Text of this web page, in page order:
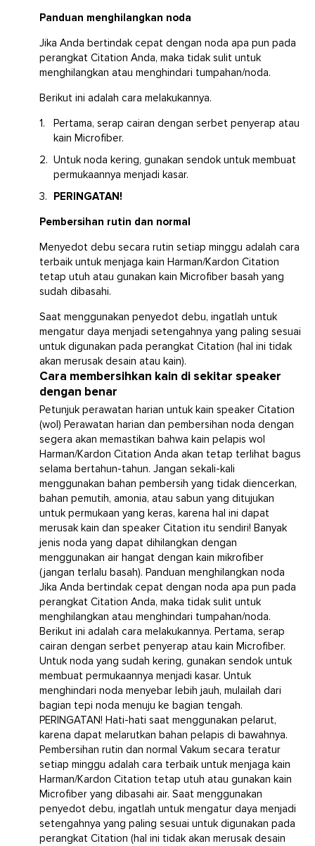
Panduan menghilangkan noda
Jika Anda bertindak cepat dengan noda apa pun pada
perangkat Citation Anda, maka tidak sulit untuk
menghilangkan atau menghindari tumpahan/noda.
Berikut ini adalah cara melakukannya.
Pertama, serap cairan dengan serbet penyerap atau
kain Microfiber.
Untuk noda kering, gunakan sendok untuk membuat
permukaannya menjadi kasar.
PERINGATAN!
Pembersihan rutin dan normal
Menyedot debu secara rutin setiap minggu adalah cara
terbaik untuk menjaga kain Harman/Kardon Citation
tetap utuh atau gunakan kain Microfiber basah yang
sudah dibasahi.
Saat menggunakan penyedot debu, ingatlah untuk
mengatur daya menjadi setengahnya yang paling sesuai
untuk digunakan pada perangkat Citation (hal ini tidak
akan merusak desain atau kain).
Cara membersihkan kain di sekitar speaker
dengan benar
Petunjuk perawatan harian untuk kain speaker Citation
(wol) Perawatan harian dan pembersihan noda dengan
segera akan memastikan bahwa kain pelapis wol
Harman/Kardon Citation Anda akan tetap terlihat bagus
selama bertahun-tahun. Jangan sekali-kali
menggunakan bahan pembersih yang tidak diencerkan,
bahan pemutih, amonia, atau sabun yang ditujukan
untuk permukaan yang keras, karena hal ini dapat
merusak kain dan speaker Citation itu sendiri! Banyak
jenis noda yang dapat dihilangkan dengan
menggunakan air hangat dengan kain mikrofiber
(jangan terlalu basah). Panduan menghilangkan noda
Jika Anda bertindak cepat dengan noda apa pun pada
perangkat Citation Anda, maka tidak sulit untuk
menghilangkan atau menghindari tumpahan/noda.
Berikut ini adalah cara melakukannya. Pertama, serap
cairan dengan serbet penyerap atau kain Microfiber.
Untuk noda yang sudah kering, gunakan sendok untuk
membuat permukaannya menjadi kasar. Untuk
menghindari noda menyebar lebih jauh, mulailah dari
bagian tepi noda menuju ke bagian tengah.
PERINGATAN! Hati-hati saat menggunakan pelarut,
karena dapat melarutkan bahan pelapis di bawahnya.
Pembersihan rutin dan normal Vakum secara teratur
setiap minggu adalah cara terbaik untuk menjaga kain
Harman/Kardon Citation tetap utuh atau gunakan kain
Microfiber yang dibasahi air. Saat menggunakan
penyedot debu, ingatlah untuk mengatur daya menjadi
setengahnya yang paling sesuai untuk digunakan pada
perangkat Citation (hal ini tidak akan merusak desain